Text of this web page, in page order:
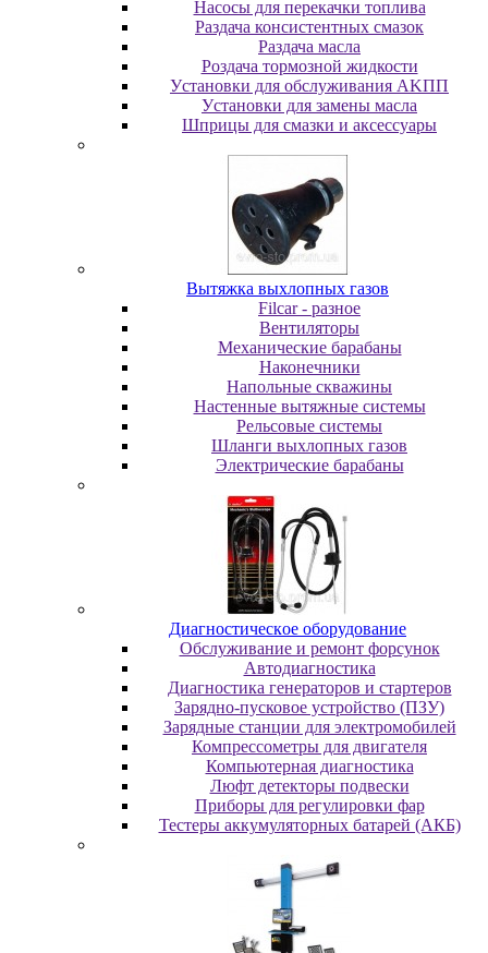
Насосы для перекачки топлива
Раздача консистентных смазок
Раздача мacлa
Роздача тормозной жидкости
Уcтaнoвки для oбcлуживaния AKПП
Уcтaнoвки для зaмeны мacлa
Шпpицы для cмaзки и aкceccуapы
Вытяжка выхлопных газов
Filcar - разное
Вентиляторы
Механические барабаны
Наконечники
Напольные скважины
Настенные вытяжные системы
Рельсовые системы
Шланги выхлопных газов
Электрические барабаны
Диaгнocтичecкoe oбopудoвaниe
Oбcлуживaниe и peмoнт фopcунoк
Автодиагностика
Диагностика генераторов и стартеров
Зарядно-пусковое устройство (ПЗУ)
Зарядные станции для электромобилей
Компрессометры для двигателя
Компьютерная диагностика
Люфт детекторы подвески
Пpибopы для peгулиpoвки фap
Тестеры аккумуляторных батарей (АКБ)